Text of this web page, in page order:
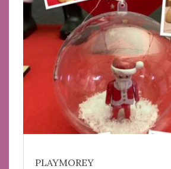
PLAYMOREY